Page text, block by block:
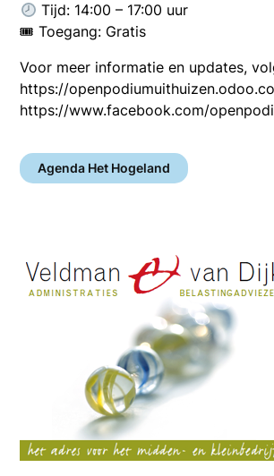
Tijd: 14:00 – 17:00 uur
🎟 Toegang: Gratis
Voor meer informatie en updates,
https://
https://www.facebook.com/
Agenda Het Hogeland